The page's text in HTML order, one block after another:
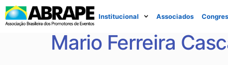
Institucional Associados
Mario Ferreira